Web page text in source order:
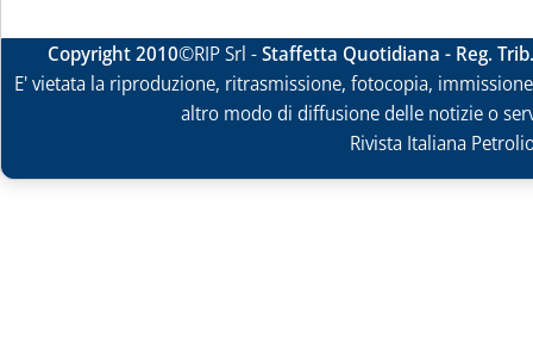
Copyright 2010©RIP Srl -Staffetta Quotidiana - Reg.
E' vietata la riproduzione, ritrasmissione, fotocopia,
altro modo di diffusione delle notizie o
Rivista Italiana